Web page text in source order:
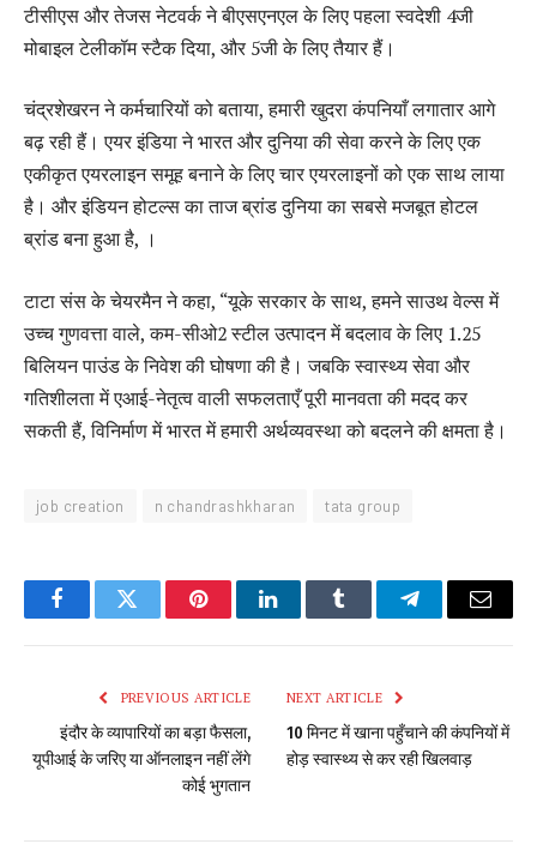
टीसीएस और तेजस नेटवर्क ने बीएसएनएल के लिए पहला स्वदेशी 4जी
मोबाइल टेलीकॉम स्टैक दिया, और 5जी के लिए तैयार हैं।
चंद्रशेखरन ने कर्मचारियों को बताया, हमारी खुदरा कंपनियाँ लगातार आगे
बढ़ रही हैं। एयर इंडिया ने भारत और दुनिया की सेवा करने के लिए एक
एकीकृत एयरलाइन समूह बनाने के लिए चार एयरलाइनों को एक साथ लाया
है। और इंडियन होटल्स का ताज ब्रांड दुनिया का सबसे मजबूत होटल
ब्रांड बना हुआ है, ।
टाटा संस के चेयरमैन ने कहा, “यूके सरकार के साथ, हमने साउथ वेल्स में
उच्च गुणवत्ता वाले, कम-सीओ2 स्टील उत्पादन में बदलाव के लिए 1.25
बिलियन पाउंड के निवेश की घोषणा की है। जबकि स्वास्थ्य सेवा और
गतिशीलता में एआई-नेतृत्व वाली सफलताएँ पूरी मानवता की मदद कर
सकती हैं, विनिर्माण में भारत में हमारी अर्थव्यवस्था को बदलने की क्षमता है।
job creation n chandrashkharan tata group
FacebookTwitter PinterestLinkedInTumblr TelegramEmail
PREVIOUS ARTICLE
इंदौर के व्यापारियों का बड़ा फैसला,
यूपीआई के जरिए या ऑनलाइन नहीं लेंगे
कोई भुगतान
NEXT ARTICLE
10 मिनट में खाना पहुँचाने की कंपनियों में
होड़ स्वास्थ्य से कर रही खिलवाड़